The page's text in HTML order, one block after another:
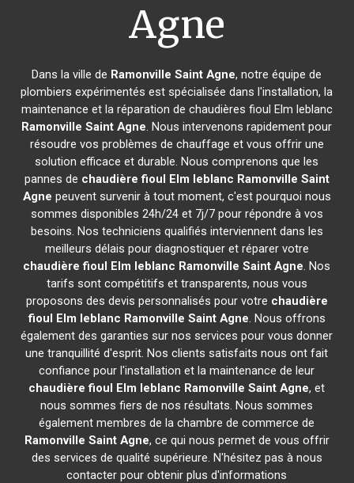
Agne
Dans la ville de Ramonville Saint Agne, notre équipe de
plombiers expérimentés est spécialisée dans l'installation, la
maintenance et la réparation de chaudières fioul Elm leblanc
Ramonville Saint Agne. Nous intervenons rapidement pour
résoudre vos problèmes de chauffage et vous offrir une
solution efficace et durable. Nous comprenons que les
pannes de chaudière fioul Elm leblanc Ramonville Saint
Agne peuvent survenir à tout moment, c'est pourquoi nous
sommes disponibles 24h/24 et 7j/7 pour répondre à vos
besoins. Nos techniciens qualifiés interviennent dans les
meilleurs délais pour diagnostiquer et réparer votre
chaudière fioul Elm leblanc Ramonville Saint Agne. Nos
tarifs sont compétitifs et transparents, nous vous
proposons des devis personnalisés pour votre chaudière
fioul Elm leblanc Ramonville Saint Agne. Nous offrons
également des garanties sur nos services pour vous donner
une tranquillité d'esprit. Nos clients satisfaits nous ont fait
confiance pour l'installation et la maintenance de leur
chaudière fioul Elm leblanc Ramonville Saint Agne, et
nous sommes fiers de nos résultats. Nous sommes
également membres de la chambre de commerce de
Ramonville Saint Agne, ce qui nous permet de vous offrir
des services de qualité supérieure. N'hésitez pas à nous
contacter pour obtenir plus d'informations